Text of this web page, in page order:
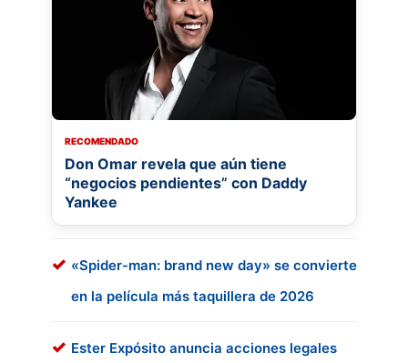
RECOMENDADO
Don Omar revela que aún tiene
“negocios pendientes” con Daddy
Yankee
«Spider-man: brand new day» se convierte
en la película más taquillera de 2026
Ester Expósito anuncia acciones legales